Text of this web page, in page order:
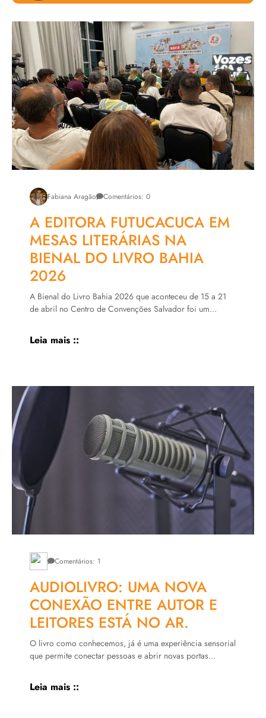
Livro Tenório e a Cidade Flutuante
Roteiro de um Estelionato Amoroso
Chefs Prestige
Fabiana Aragão Comentários: 0
A EDITORA FUTUCACUCA EM
MESAS LITERÁRIAS NA
BIENAL DO LIVRO BAHIA
2026
A Bienal do Livro Bahia 2026 que aconteceu de 15 a 21
de abril no Centro de Convenções Salvador foi um...
Leia mais ::
Comentários: 1
AUDIOLIVRO: UMA NOVA
CONEXÃO ENTRE AUTOR E
LEITORES ESTÁ NO AR.
O livro como conhecemos, já é uma experiência sensorial
que permite conectar pessoas e abrir novas portas...
Leia mais ::